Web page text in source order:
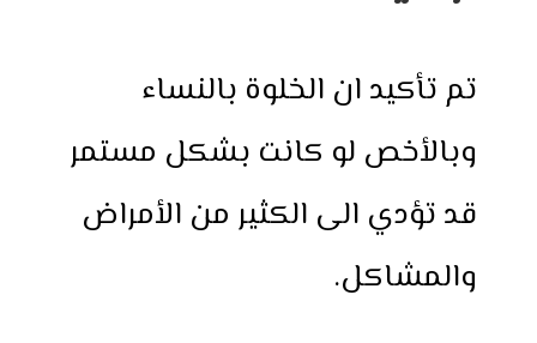
تم تأكيد ان الخلوة بالنساء
وبالأخص لو كانت بشكل مستمر
قد تؤدي الى الكثير من الأمراض
والمشاكل.